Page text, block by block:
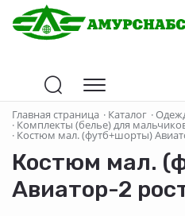
Главная страница · Каталог ·
· Комплекты (белье) для
· Костюм мал. (футб+шорты)
Костюм мал.
Авиатор-2